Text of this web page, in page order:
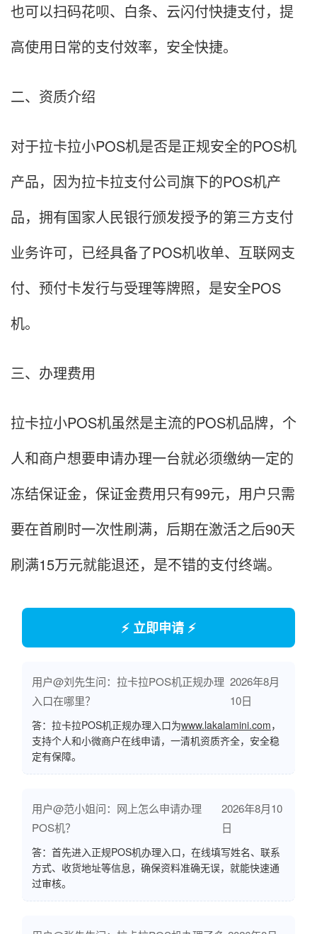
也可以扫码花呗、白条、云闪付快捷支付，提
高使用日常的支付效率，安全快捷。
二、资质介绍
对于拉卡拉小POS机是否是正规安全的POS机
产品，因为拉卡拉支付公司旗下的POS机产
品，拥有国家人民银行颁发授予的第三方支付
业务许可，已经具备了POS机收单、互联网支
付、预付卡发行与受理等牌照，是安全POS
机。
三、办理费用
拉卡拉小POS机虽然是主流的POS机品牌，个
人和商户想要申请办理一台就必须缴纳一定的
冻结保证金，保证金费用只有99元，用户只需
要在首刷时一次性刷满，后期在激活之后90天
刷满15万元就能退还，是不错的支付终端。
⚡ 立即申请 ⚡
用户@刘先生问：拉卡拉POS机正规办理
入口在哪里？
2026年8月
10日
答：拉卡拉POS机正规办理入口为www.lakalamini.com，
支持个人和小微商户在线申请，一清机资质齐全，安全稳
定有保障。
用户@范小姐问：网上怎么申请办理
POS机？
2026年8月10
日
答：首先进入正规POS机办理入口，在线填写姓名、联系
方式、收货地址等信息，确保资料准确无误，就能快速通
过审核。